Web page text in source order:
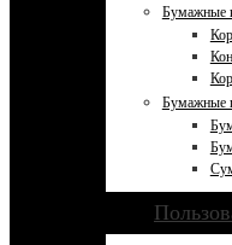
Бумажные
Бумажные